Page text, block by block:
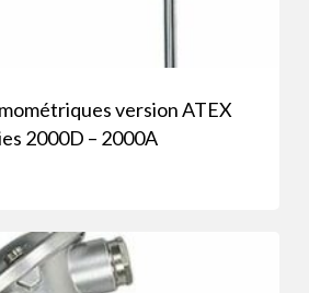
version ATEX
2000D – 2000A